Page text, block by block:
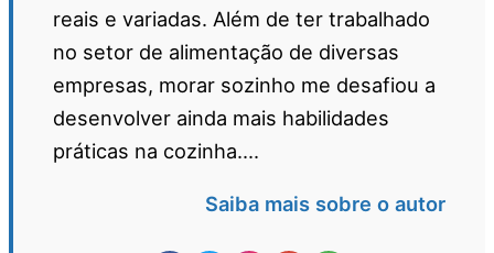
reais e variadas. Além de ter trabalhado
no setor de alimentação de diversas
empresas, morar sozinho me desafiou a
desenvolver ainda mais habilidades
práticas na cozinha....
Saiba mais sobre o autor